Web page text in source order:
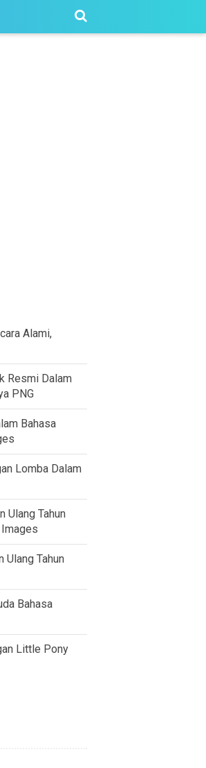
Alami,
Resmi Dalam
PNG
Bahasa
Lomba Dalam
Ulang Tahun
Ulang Tahun
Bahasa
Little Pony